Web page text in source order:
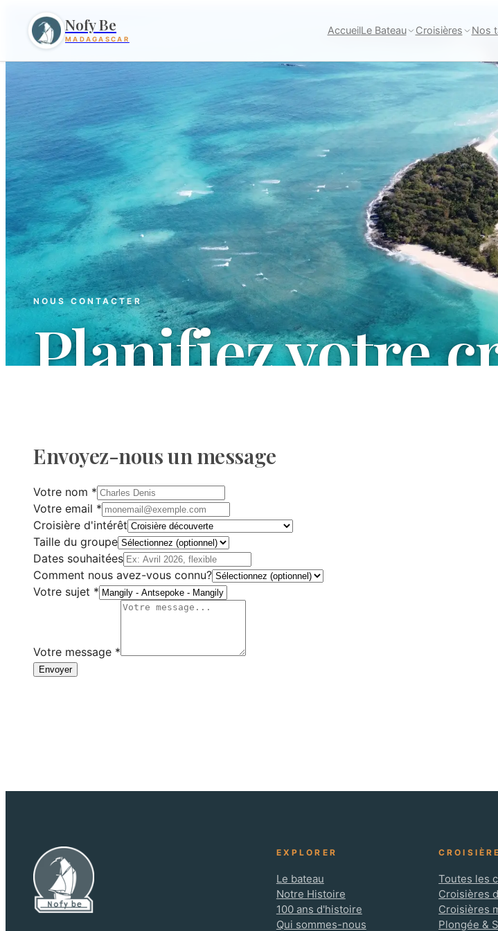
Nofy Be
MADAGASCAR
AccueilLe Bateau Croisières Nos
NOUS CONTACTER
Planifiez votre
Envoyez-nous un message
Votre nom *
Votre email *
Croisière d'intérêt
Taille du groupe
Dates souhaitées
Comment nous avez-vous connu?
Votre sujet *
Votre message *
Envoyer
EXPLORER
Le bateau
Notre Histoire
100 ans d'histoire
Qui sommes-nous
Toutes les
Croisières
Croisières
Plongée &